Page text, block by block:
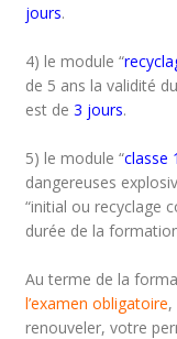
jours.
4) le module “
de 5 ans la validité
est de3 jours.
5) le module “classe 1
dangereuses
“initial ou recyclage
durée de la
Au terme de la
l’examen obligatoire,
renouveler, votre